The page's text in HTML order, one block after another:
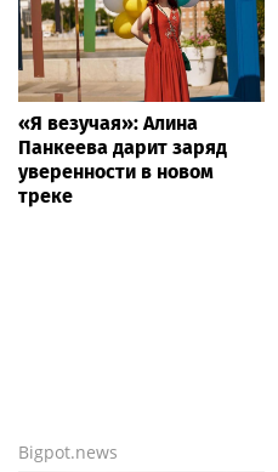
«Я везучая»: Алина
Панкеева дарит заряд
уверенности в новом
треке
Bigpot.news